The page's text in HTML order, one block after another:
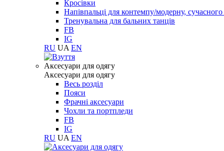
Кросівки
Напівпальці для контемпу/модерну,
Тренувальна для бальних танців
FB
IG
RU UA EN
Aксесуари для одягу
Aксесуари для одягу
Весь розділ
Пояси
Фрачні аксесуари
Чохли та портпледи
FB
IG
RU UA EN